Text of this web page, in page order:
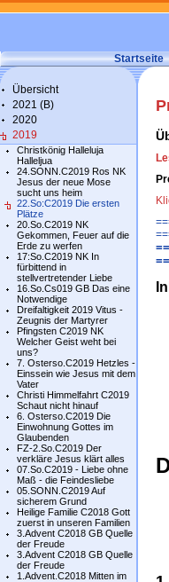
Startseite
Übersicht
2021 (B)
2020
2019
Christkönig Halleluja
Halleljua
24.SONN.C2019 Ros NK
Jesus der neue Mose
sucht uns heim
22.So:C2019 Die ersten
Plätze
20.So.C2019 NK
Gekommen, Feuer auf die
Erde zu werfen
17:So.C2019 NK In
fürbittend in
stellvertretender Liebe
16.So.Cs019 GB Das eine
Notwendige
Dreifaltigkeit 2019 Vitus -
Zeugnis der Martyrer
Pfingsten C2019 NK
Welcher Geist weht bei
uns?
7. Osterso.C2019 Hetzles -
Einssein wie Jesus mit dem
Vater
Christi Himmelfahrt C2019
Schaut nicht hinauf
6. Osterso.C2019 Die
Einwohnung Gottes im
Glaubenden
FZ-2.So.C2019 Der
verkläre Jesus klärt alles
07.So.C2019 - Liebe ohne
Maß - die Feindesliebe
05.SONN.C2019 Auf
sicherem Grund
Heilige Familie C2018 Gott
zuerst in unseren Familien
3.Advent C2018 GB Quelle
der Freude
3.Advent C2018 GB Quelle
der Freude
1.Advent.C2018 Mitten im